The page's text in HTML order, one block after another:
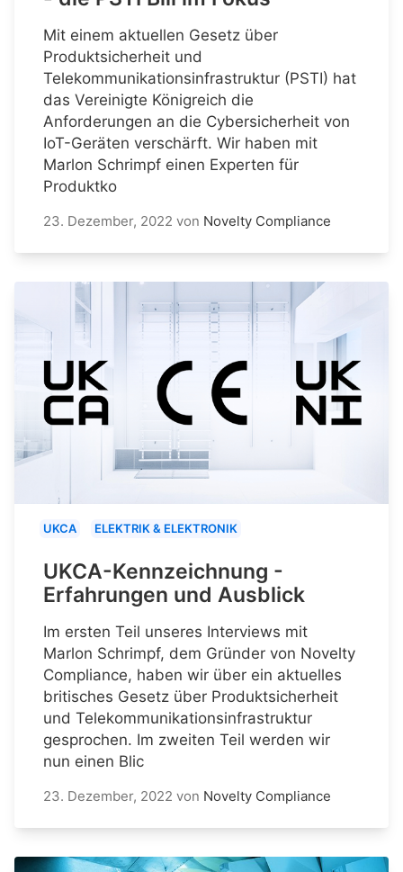
Mit einem aktuellen Gesetz über
Produktsicherheit und
Telekommunikationsinfrastruktur (PSTI) hat
das Vereinigte Königreich die
Anforderungen an die Cybersicherheit von
IoT-Geräten verschärft. Wir haben mit
Marlon Schrimpf einen Experten für
Produktko
23. Dezember, 2022 von Novelty Compliance
UKCA ELEKTRIK & ELEKTRONIK
UKCA-Kennzeichnung -
Erfahrungen und Ausblick
Im ersten Teil unseres Interviews mit
Marlon Schrimpf, dem Gründer von Novelty
Compliance, haben wir über ein aktuelles
britisches Gesetz über Produktsicherheit
und Telekommunikationsinfrastruktur
gesprochen. Im zweiten Teil werden wir
nun einen Blic
23. Dezember, 2022 von Novelty Compliance